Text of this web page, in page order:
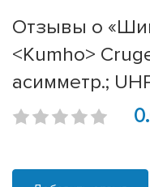
Отзывы о
<Kumho>
асимметр.;